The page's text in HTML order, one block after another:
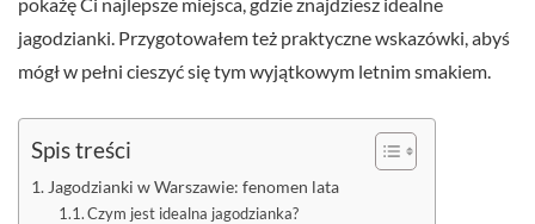
jagodzianki. Przygotowałem też praktyczne wskazówki, abyś
mógł w pełni cieszyć się tym wyjątkowym letnim smakiem.
Spis treści
Jagodzianki w Warszawie: fenomen lata
Czym jest idealna jagodzianka?